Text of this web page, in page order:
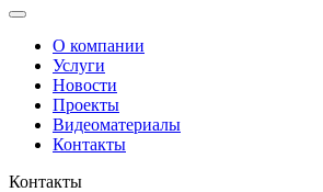
О компании
Услуги
Новости
Проекты
Видеоматериалы
Контакты
Контакты